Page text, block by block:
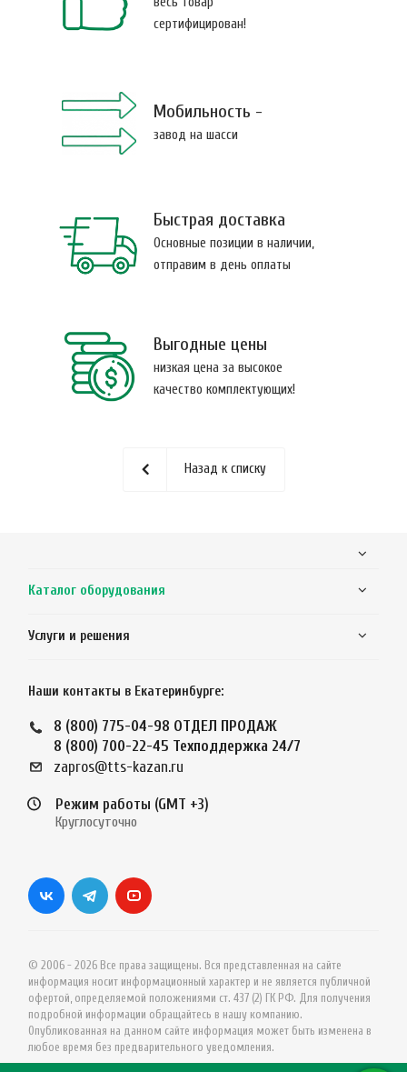
сертифицирован!
Мобильность -
завод на шасси
Быстрая доставка
Основные позиции в наличии,
отправим в день оплаты
Выгодные цены
низкая цена за высокое
качество комплектующих!
Назад к списку
Каталог оборудования
Услуги и решения
Наши контакты в Екатеринбурге:
8 (800) 775-04-98 ОТДЕЛ ПРОДАЖ
8 (800) 700-22-45 Техподдержка 24/7
zapros@tts-kazan.ru
Режим работы (GMT +3)
Круглосуточно
© 2006 - 2026 Все права защищены. Вся представленная на сайте
информация носит информационный характер и не является публичной
офертой, определяемой положениями ст. 437 (2) ГК РФ. Для получения
подробной информации обращайтесь в нашу компанию.
Опубликованная на данном сайте информация может быть изменена в
любое время без предварительного уведомления.